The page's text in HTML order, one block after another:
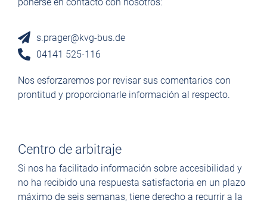
s.prager@kvg-bus.de
04141 525-116
Nos esforzaremos por revisar sus comentarios con
prontitud y proporcionarle información al respecto.
Centro de arbitraje
Si nos ha facilitado información sobre accesibilidad y
no ha recibido una respuesta satisfactoria en un plazo
máximo de seis semanas, tiene derecho a recurrir a la